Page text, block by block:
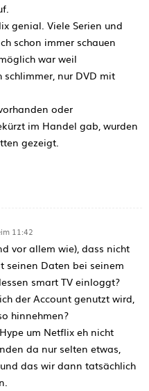
genial. Viele Serien und
schon immer schauen
war weil
schlimmer, nur DVD mit
oder
im Handel gab, wurden
gezeigt.
11:42
vor allem wie), dass nicht
seinen Daten bei seinem
smart TV einloggt?
der Account genutzt wird,
hinnehmen?
um Netflix eh nicht
da nur selten etwas,
das wir dann tatsächlich